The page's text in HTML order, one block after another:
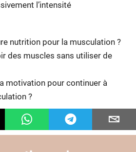
l’intensité
nutrition pour la musculation ?
des muscles sans utiliser de
motivation pour continuer à
?